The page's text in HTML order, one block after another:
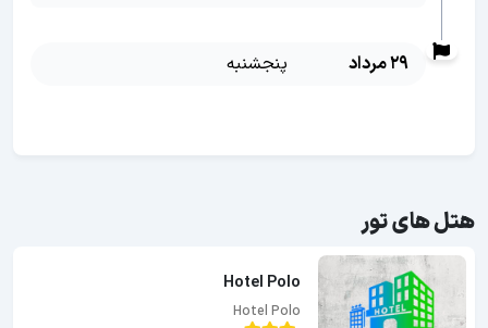
29 مرداد پنجشنبه
هتل های تور
Hotel Polo
Hotel Polo